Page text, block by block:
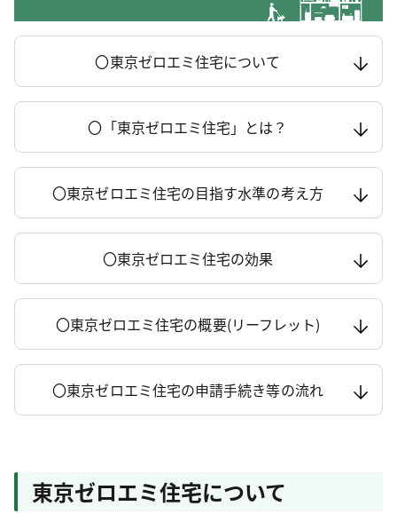
〇東京ゼロエミ住宅について
〇「東京ゼロエミ住宅」とは？
〇東京ゼロエミ住宅の目指す水準の考え方
〇東京ゼロエミ住宅の効果
〇東京ゼロエミ住宅の概要(リーフレット)
〇東京ゼロエミ住宅の申請手続き等の流れ
東京ゼロエミ住宅について